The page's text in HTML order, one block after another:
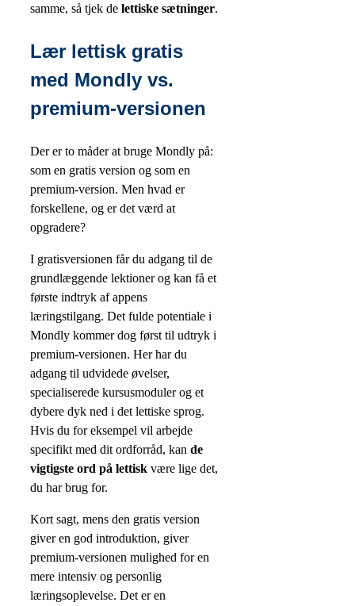
samme, så tjek de lettiske sætninger.
Lær lettisk gratis
med Mondly vs.
premium-versionen
Der er to måder at bruge Mondly på:
som en gratis version og som en
premium-version. Men hvad er
forskellene, og er det værd at
opgradere?
I gratisversionen får du adgang til de
grundlæggende lektioner og kan få et
første indtryk af appens
læringstilgang. Det fulde potentiale i
Mondly kommer dog først til udtryk i
premium-versionen. Her har du
adgang til udvidede øvelser,
specialiserede kursusmoduler og et
dybere dyk ned i det lettiske sprog.
Hvis du for eksempel vil arbejde
specifikt med dit ordforråd, kan de
vigtigste ord på lettisk være lige det,
du har brug for.
Kort sagt, mens den gratis version
giver en god introduktion, giver
premium-versionen mulighed for en
mere intensiv og personlig
læringsoplevelse. Det er en